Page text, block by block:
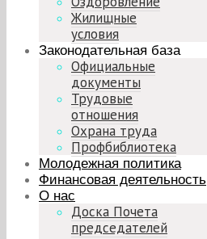
Жилищные
условия
Законодательная база
Официальные
документы
Трудовые
отношения
Охрана труда
Профбиблиотека
Молодежная политика
Финансовая деятельность
О нас
Доска Почета
председателей